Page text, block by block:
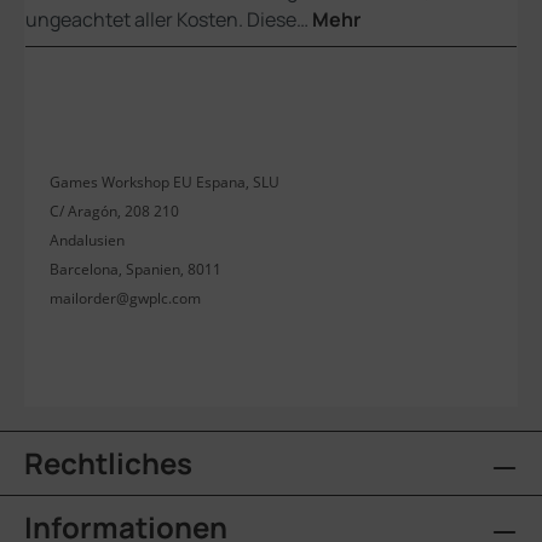
ungeachtet aller Kosten. Diese… Mehr
Games Workshop EU Espana, SLU
C/ Aragón, 208 210
Andalusien
Barcelona, Spanien, 8011
mailorder@gwplc.com
Rechtliches
Informationen